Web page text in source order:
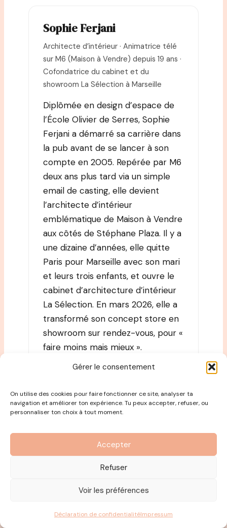
Gérer le consentement
On utilise des cookies pour faire fonctionner ce site, analyser ta
navigation et améliorer ton expérience. Tu peux accepter, refuser, ou
personnaliser ton choix à tout moment.
Accepter
Refuser
Voir les préférences
Déclaration de confidentialitéImpressum
Sophie Ferjani
Architecte d’intérieur · Animatrice télé
sur M6 (Maison à Vendre) depuis 19 ans ·
Cofondatrice du cabinet et du
showroom La Sélection à Marseille
Diplômée en design d’espace de
l’École Olivier de Serres, Sophie
Ferjani a démarré sa carrière dans
la pub avant de se lancer à son
compte en 2005. Repérée par M6
deux ans plus tard via un simple
email de casting, elle devient
l’architecte d’intérieur
emblématique de Maison à Vendre
aux côtés de Stéphane Plaza. Il y a
une dizaine d’années, elle quitte
Paris pour Marseille avec son mari
et leurs trois enfants, et ouvre le
cabinet d’architecture d’intérieur
La Sélection. En mars 2026, elle a
transformé son concept store en
showroom sur rendez-vous, pour «
faire moins mais mieux ».
La Sélection (cabinet + showroom)
Le livre qu’elle
recommande
Quatre accords toltèquesont nourri sa